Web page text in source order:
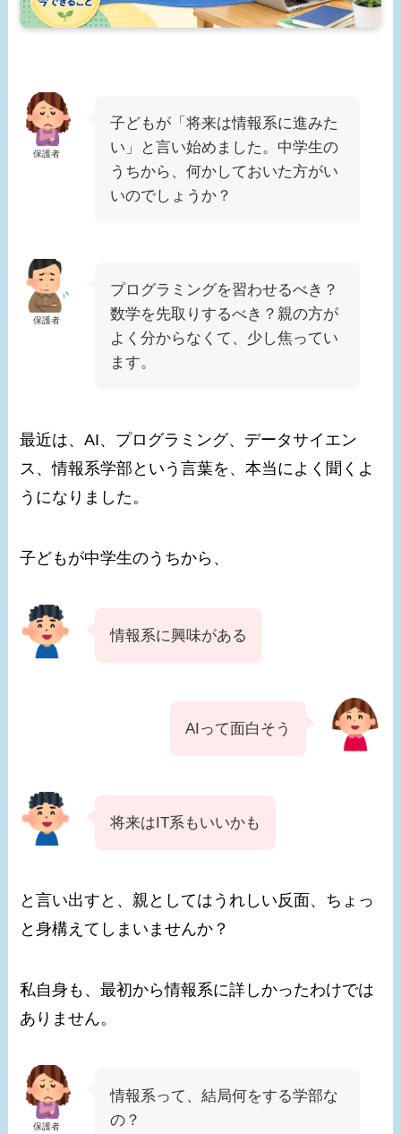
保護者
子どもが「将来は情報系に進みた
い」と言い始めました。中学生の
うちから、何かしておいた方がい
いのでしょうか？
保護者
プログラミングを習わせるべき？
数学を先取りするべき？親の方が
よく分からなくて、少し焦ってい
ます。
最近は、AI、プログラミング、データサイエン
ス、情報系学部という言葉を、本当によく聞くよ
うになりました。
子どもが中学生のうちから、
情報系に興味がある
AIって面白そう
将来はIT系もいいかも
と言い出すと、親としてはうれしい反面、ちょっ
と身構えてしまいませんか？
私自身も、最初から情報系に詳しかったわけでは
ありません。
保護者
情報系って、結局何をする学部な
の？